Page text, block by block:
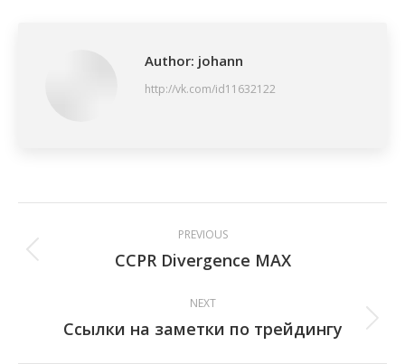
Author: johann
http://vk.com/id11632122
navigation
PREVIOUS
Previous
CCPR Divergence MAX
NEXT
Next
Ссылки на заметки по трейдингу